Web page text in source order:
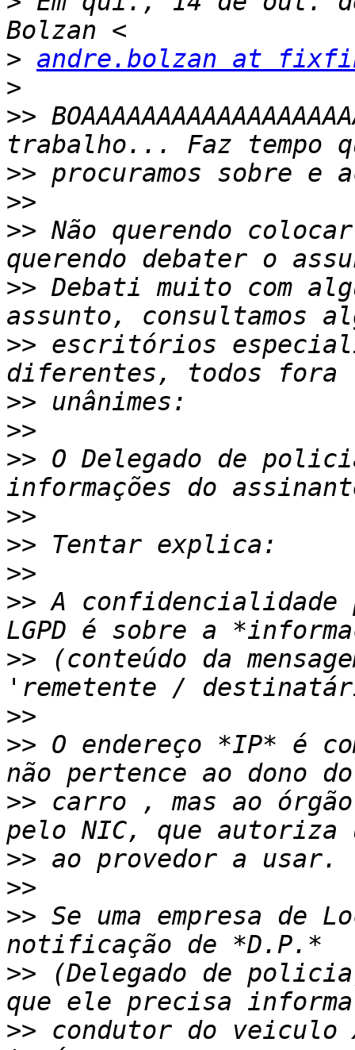
> andre.bolzan at
>
>>
>>
>>
>> Não querendo
>> Debati muito com
>> escritórios
>>
>>
>> O Delegado de
>>
>>
>>
>> A
>> (conteúdo da
>>
>> O endereço *IP* é
>> carro , mas ao
>>
>>
>> Se uma empresa de
>> (Delegado de
>> condutor do veiculo